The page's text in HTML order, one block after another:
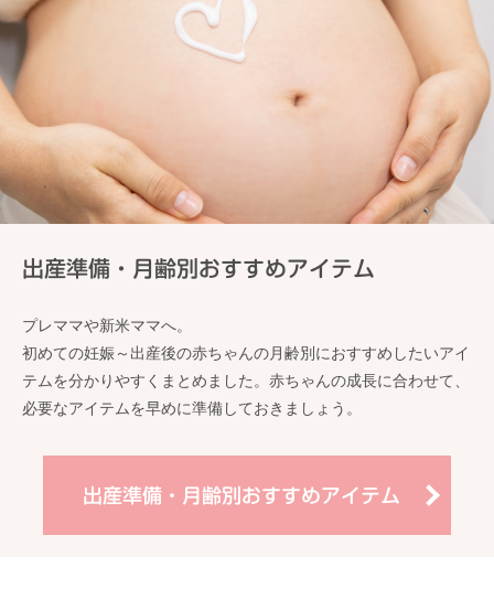
出産準備・月齢別おすすめアイテム
プレママや新米ママへ。
初めての妊娠～出産後の赤ちゃんの月齢別におすすめしたいアイ
テムを分かりやすくまとめました。赤ちゃんの成長に合わせて、
必要なアイテムを早めに準備しておきましょう。
出産準備・月齢別おすすめアイテム